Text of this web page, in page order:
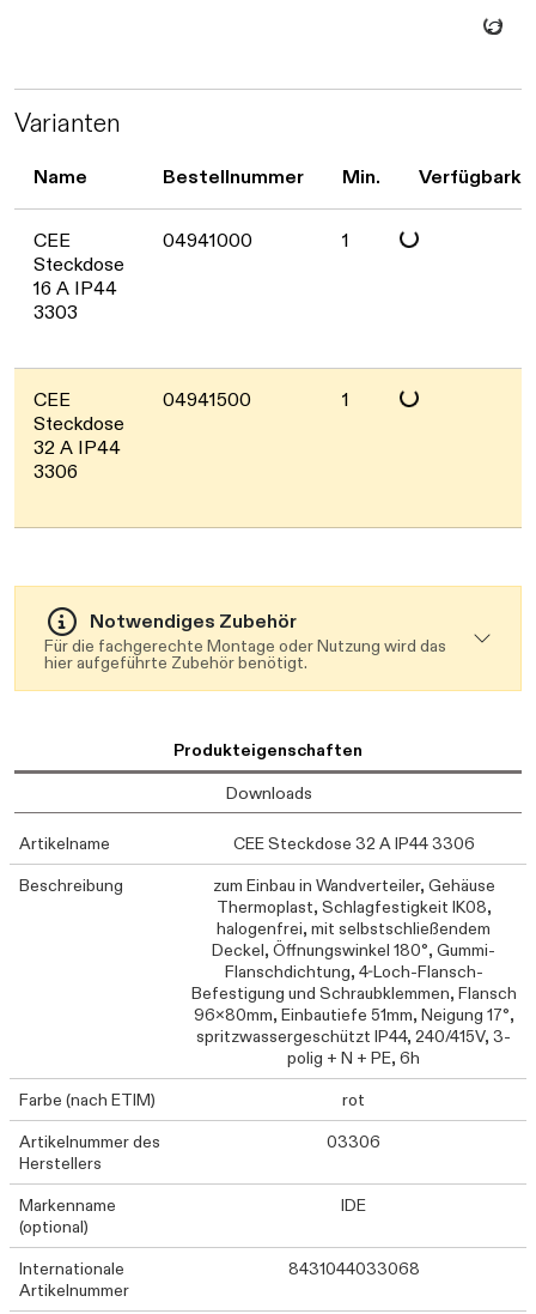
Varianten
Name Bestellnummer Min.
CEE
Steckdose
16 A IP44
3303
04941000 1 Daten werden
CEE
Steckdose
32 A IP44
3306
04941500 1 Daten werden
Notwendiges Zubehör
Für die fachgerechte Montage oder Nutzung wird das
hier aufgeführte Zubehör benötigt.
Produkteigenschaften
Downloads
Artikelname
CEE Steckdose 32 A IP44 3306
Beschreibung
zum Einbau in Wandverteiler, Gehäuse
Thermoplast, Schlagfestigkeit IK08,
halogenfrei, mit selbstschließendem
Deckel, Öffnungswinkel 180°, Gummi-
Flanschdichtung, 4-Loch-Flansch-
Befestigung und Schraubklemmen, Flansch
96x80mm, Einbautiefe 51mm, Neigung 17°,
spritzwassergeschützt IP44, 240/415V, 3-
polig + N + PE, 6h
Farbe (nach ETIM)
rot
Artikelnummer des
Herstellers
03306
Markenname
(optional)
IDE
Internationale
Artikelnummer
8431044033068